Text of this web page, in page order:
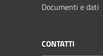
Documenti e dati
CONTATTI